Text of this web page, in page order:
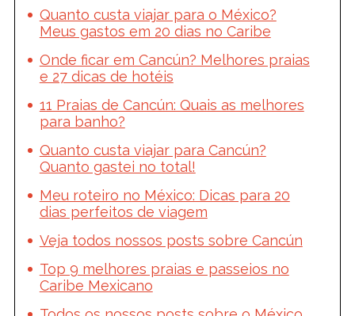
Quanto custa viajar para o México?
Meus gastos em 20 dias no Caribe
Onde ficar em Cancún? Melhores praias
e 27 dicas de hotéis
11 Praias de Cancún: Quais as melhores
para banho?
Quanto custa viajar para Cancún?
Quanto gastei no total!
Meu roteiro no México: Dicas para 20
dias perfeitos de viagem
Veja todos nossos posts sobre Cancún
Top 9 melhores praias e passeios no
Caribe Mexicano